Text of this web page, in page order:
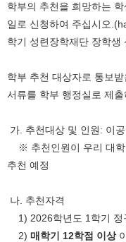
학부의 추천을 희망하는
일로 신청하여 주십시오
학기 성련장학재단 장학생
학부 추천 대상자로 통보
서류를 학부 행정실로 제출
가. 추천대상 및 인원: 이
※ 추천인원이 우리 대학
추천 예정
나. 추천자격
1) 2026학년도 1학기 정
2) 매학기 12학점 이상